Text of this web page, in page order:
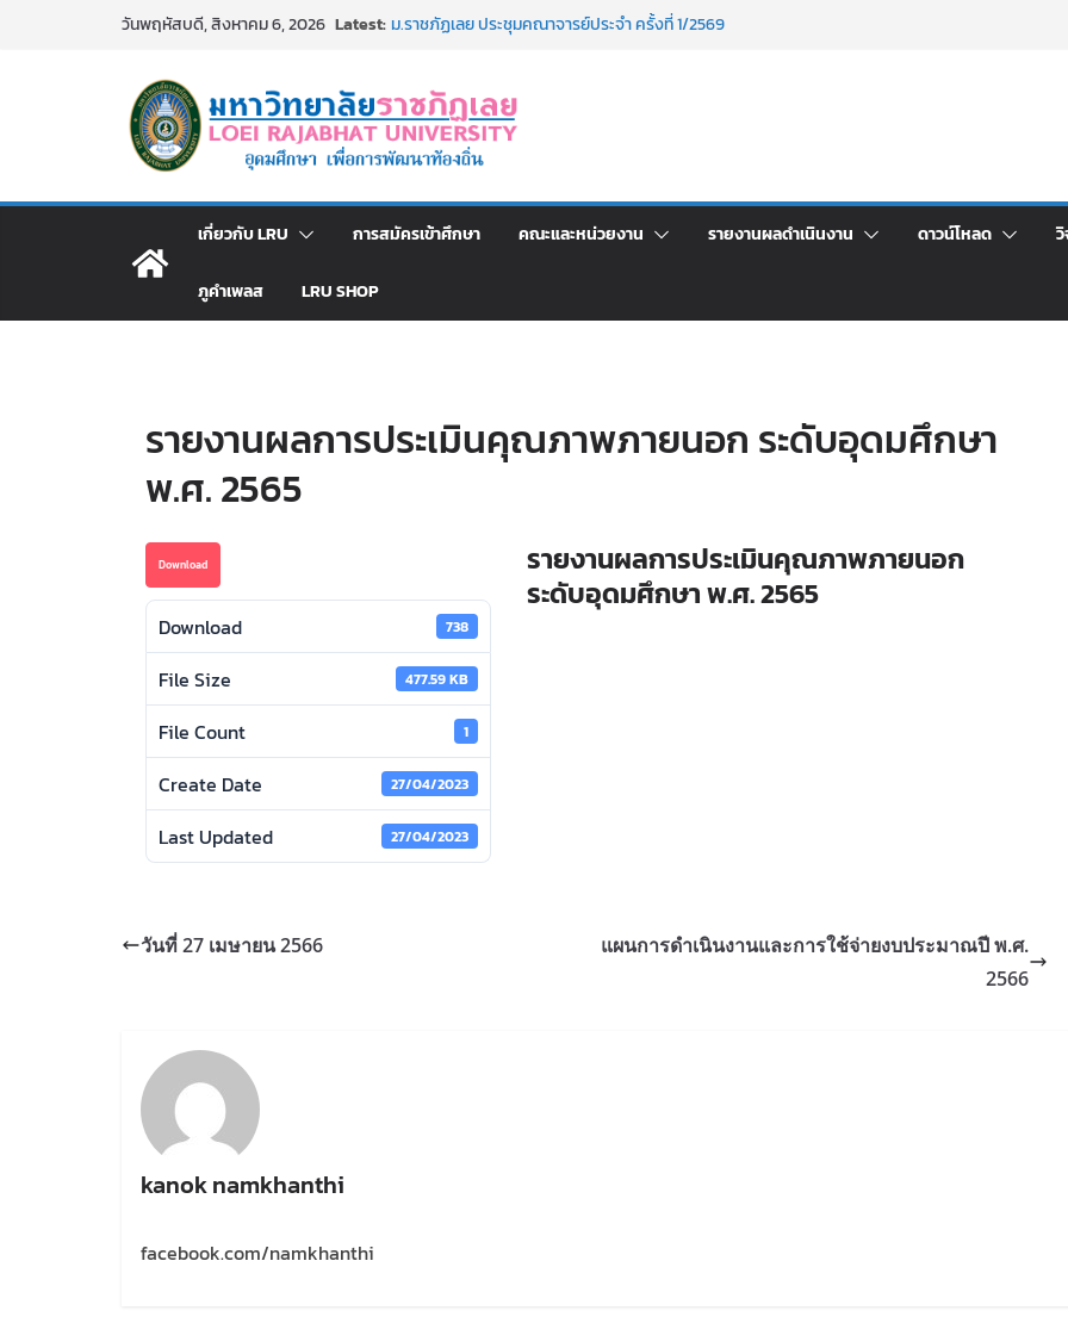
วันพฤหัสบดี, สิงหาคม 6, 2026 Latest:สังกัดมหาวิทยาลัยราชภัฏเลย ครั้งที่ 2/2569
โดยวิธีเฉพาะเจาะจง
ม.ราชภัฏเลย จัดกิจกรรมจิตอาสาบำเพ็ญสาธารณประโยชน์ และบำเพ็ญ
สาธารณกุศล 69
รายชื่อผู้ผ่านการสอบแข่งขันเพื่อเป็นลูกจ้างชั่วคราว (รายวัน) สังกัด
เกี่ยวกับ LRU
การสมัครเข้าศึกษา คณะและหน่วยงาน รายงานผลดำเนินงาน ดาวน์โหลด
ภูคำเพลส LRU SHOP
รายงานผลการประเมินคุณภาพภายนอก ระดับอุดมศึกษา
พ.ศ. 2565
Download
Download 738
File Size 477.59 KB
File Count 1
Create Date 27/04/2023
Last Updated 27/04/2023
รายงานผลการประเมินคุณภาพภายนอก
ระดับอุดมศึกษา พ.ศ. 2565
วันที่ 27 เมษายน 2566
แผนการดำเนินงานและการใช้จ่ายงบประมาณปี พ.ศ.
2566
kanok namkhanthi
facebook.com/namkhanthi